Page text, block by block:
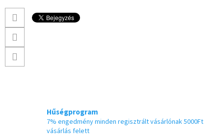
Hűségprogram
7% engedmény minden regisztrált vásárlónak 5000Ft
vásárlás felett